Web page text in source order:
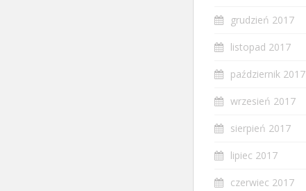
grudzień 2017
listopad 2017
październik 2017
wrzesień 2017
sierpień 2017
lipiec 2017
czerwiec 2017